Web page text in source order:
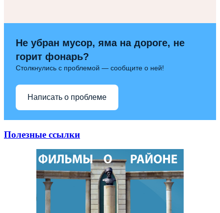
Не убран мусор, яма на дороге, не
горит фонарь?
Столкнулись с проблемой — сообщите о ней!
Написать о проблеме
Полезные ссылки